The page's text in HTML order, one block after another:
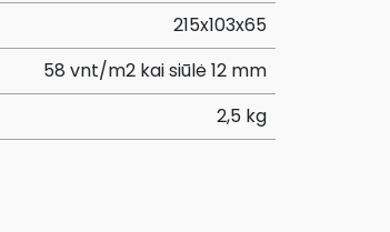
215x103x65
58 vnt/m2 kai siūlė 12 mm
2,5 kg